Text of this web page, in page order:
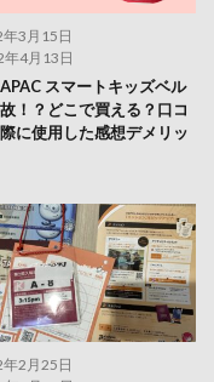
3月15日
年4月13日
スマートキッズベル
！？どこで買える？口コ
に使用した感想デメリッ
2月25日